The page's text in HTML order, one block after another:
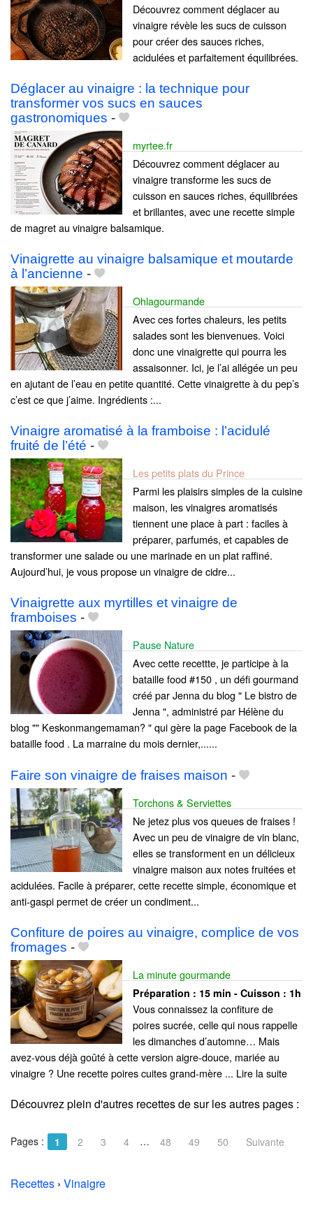
Découvrez comment déglacer au
vinaigre révèle les sucs de cuisson
pour créer des sauces riches,
acidulées et parfaitement équilibrées.
Déglacer au vinaigre : la technique pour
transformer vos sucs en sauces
gastronomiques -
myrtee.fr
Découvrez comment déglacer au
vinaigre transforme les sucs de
cuisson en sauces riches, équilibrées
et brillantes, avec une recette simple
de magret au vinaigre balsamique.
Vinaigrette au vinaigre balsamique et moutarde
à l’ancienne -
Ohlagourmande
Avec ces fortes chaleurs, les petits
salades sont les bienvenues. Voici
donc une vinaigrette qui pourra les
assaisonner. Ici, je l’ai allégée un peu
en ajutant de l’eau en petite quantité. Cette vinaigrette à du pep’s
c’est ce que j’aime. Ingrédients :...
Vinaigre aromatisé à la framboise : l’acidulé
fruité de l’été -
Les petits plats du Prince
Parmi les plaisirs simples de la cuisine
maison, les vinaigres aromatisés
tiennent une place à part : faciles à
préparer, parfumés, et capables de
transformer une salade ou une marinade en un plat raffiné.
Aujourd’hui, je vous propose un vinaigre de cidre...
Vinaigrette aux myrtilles et vinaigre de
framboises -
Pause Nature
Avec cette recettte, je participe à la
bataille food #150 , un défi gourmand
créé par Jenna du blog " Le bistro de
Jenna ", administré par Hélène du
blog "" Keskonmangemaman? " qui gère la page Facebook de la
bataille food . La marraine du mois dernier,......
Faire son vinaigre de fraises maison -
Torchons & Serviettes
Ne jetez plus vos queues de fraises !
Avec un peu de vinaigre de vin blanc,
elles se transforment en un délicieux
vinaigre maison aux notes fruitées et
acidulées. Facile à préparer, cette recette simple, économique et
anti-gaspi permet de créer un condiment...
Confiture de poires au vinaigre, complice de vos
fromages -
La minute gourmande
Préparation : 15 min - Cuisson : 1h
Vous connaissez la confiture de
poires sucrée, celle qui nous rappelle
les dimanches d’automne… Mais
avez-vous déjà goûté à cette version aigre-douce, mariée au
vinaigre ? Une recette poires cuites grand-mère ... Lire la suite
Découvrez plein d'autres recettes desur les autres pages :
Pages : 1 2 3 4 … 48 49 50 Suivante
Recettes › Vinaigre